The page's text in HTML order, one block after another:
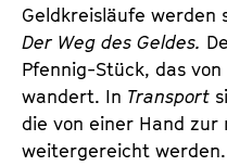
Geldkreisläufe werden
Der Weg des Geldes.
Pfennig-Stück, das von
wandert. In Transport
die von einer Hand zur
weitergereicht